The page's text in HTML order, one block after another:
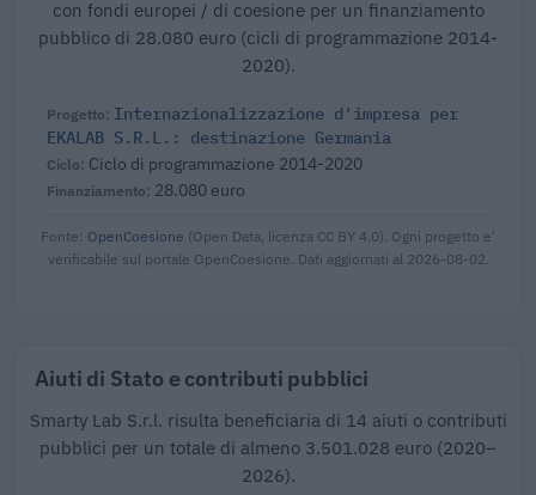
con fondi europei / di coesione per un finanziamento
pubblico di 28.080 euro (cicli di programmazione 2014-
2020).
Internazionalizzazione d'impresa per
EKALAB S.R.L.: destinazione Germania
Ciclo di programmazione 2014-2020
28.080 euro
Fonte: OpenCoesione (Open Data, licenza CC BY 4.0). Ogni progetto e'
verificabile sul portale OpenCoesione. Dati aggiornati al 2026-08-02.
Aiuti di Stato e contributi pubblici
Smarty Lab S.r.l. risulta beneficiaria di 14 aiuti o contributi
pubblici per un totale di almeno 3.501.028 euro (2020–
2026).